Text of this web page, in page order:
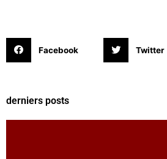
Facebook Twitter
derniers posts